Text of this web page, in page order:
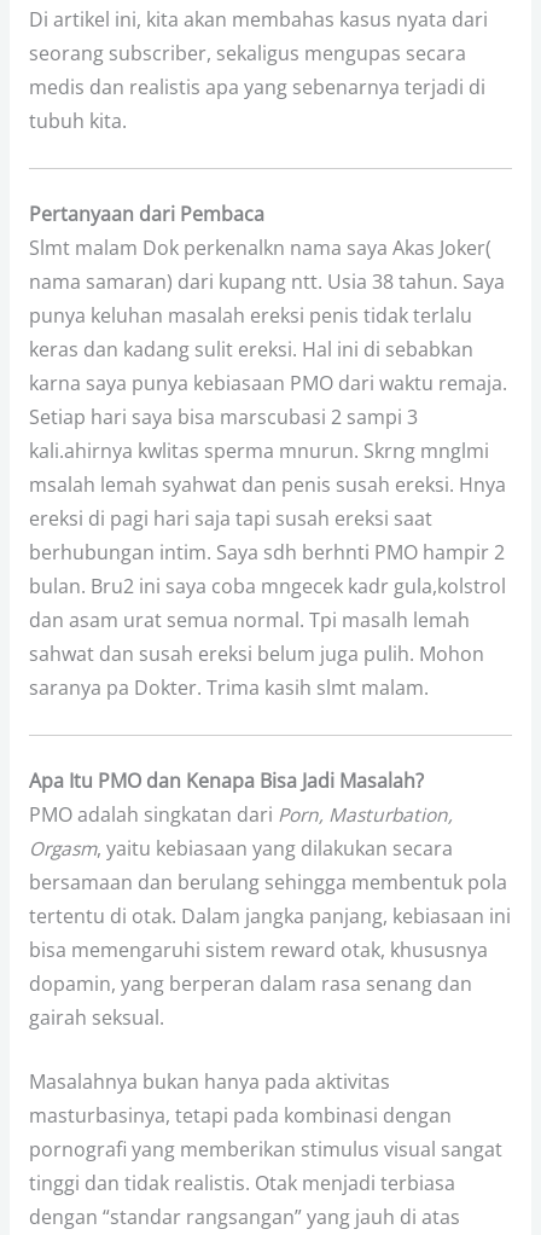
Di artikel ini, kita akan membahas kasus nyata dari
seorang subscriber, sekaligus mengupas secara
medis dan realistis apa yang sebenarnya terjadi di
tubuh kita.
Pertanyaan dari Pembaca
Slmt malam Dok perkenalkn nama saya Akas Joker(
nama samaran) dari kupang ntt. Usia 38 tahun. Saya
punya keluhan masalah ereksi penis tidak terlalu
keras dan kadang sulit ereksi. Hal ini di sebabkan
karna saya punya kebiasaan PMO dari waktu remaja.
Setiap hari saya bisa marscubasi 2 sampi 3
kali.ahirnya kwlitas sperma mnurun. Skrng mnglmi
msalah lemah syahwat dan penis susah ereksi. Hnya
ereksi di pagi hari saja tapi susah ereksi saat
berhubungan intim. Saya sdh berhnti PMO hampir 2
bulan. Bru2 ini saya coba mngecek kadr gula,kolstrol
dan asam urat semua normal. Tpi masalh lemah
sahwat dan susah ereksi belum juga pulih. Mohon
saranya pa Dokter. Trima kasih slmt malam.
Apa Itu PMO dan Kenapa Bisa Jadi Masalah?
PMO adalah singkatan dari Porn, Masturbation,
Orgasm, yaitu kebiasaan yang dilakukan secara
bersamaan dan berulang sehingga membentuk pola
tertentu di otak. Dalam jangka panjang, kebiasaan ini
bisa memengaruhi sistem reward otak, khususnya
dopamin, yang berperan dalam rasa senang dan
gairah seksual.
Masalahnya bukan hanya pada aktivitas
masturbasinya, tetapi pada kombinasi dengan
pornografi yang memberikan stimulus visual sangat
tinggi dan tidak realistis. Otak menjadi terbiasa
dengan “standar rangsangan” yang jauh di atas